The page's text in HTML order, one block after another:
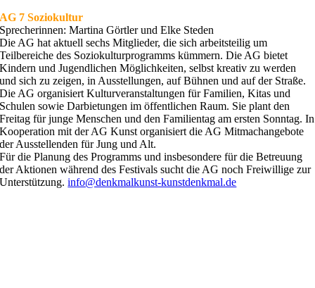
AG 7 Soziokultur
Sprecherinnen: Martina Görtler und Elke Steden
Die AG hat aktuell sechs Mitglieder, die sich arbeitsteilig um
Teilbereiche des Soziokulturprogramms kümmern. Die AG bietet
Kindern und Jugendlichen Möglichkeiten, selbst kreativ zu werden
und sich zu zeigen, in Ausstellungen, auf Bühnen und auf der Straße.
Die AG organisiert Kulturveranstaltungen für Familien, Kitas und
Schulen sowie Darbietungen im öffentlichen Raum. Sie plant den
Freitag für junge Menschen und den Familientag am ersten Sonntag. In
Kooperation mit der AG Kunst organisiert die AG Mitmachangebote
der Ausstellenden für Jung und Alt.
Für die Planung des Programms und insbesondere für die Betreuung
der Aktionen während des Festivals sucht die AG noch Freiwillige zur
Unterstützung.info@denkmalkunst-kunstdenkmal.de